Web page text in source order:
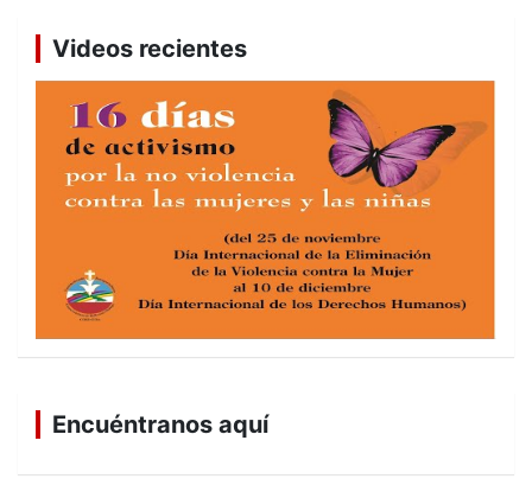
Videos recientes
Encuéntranos aquí